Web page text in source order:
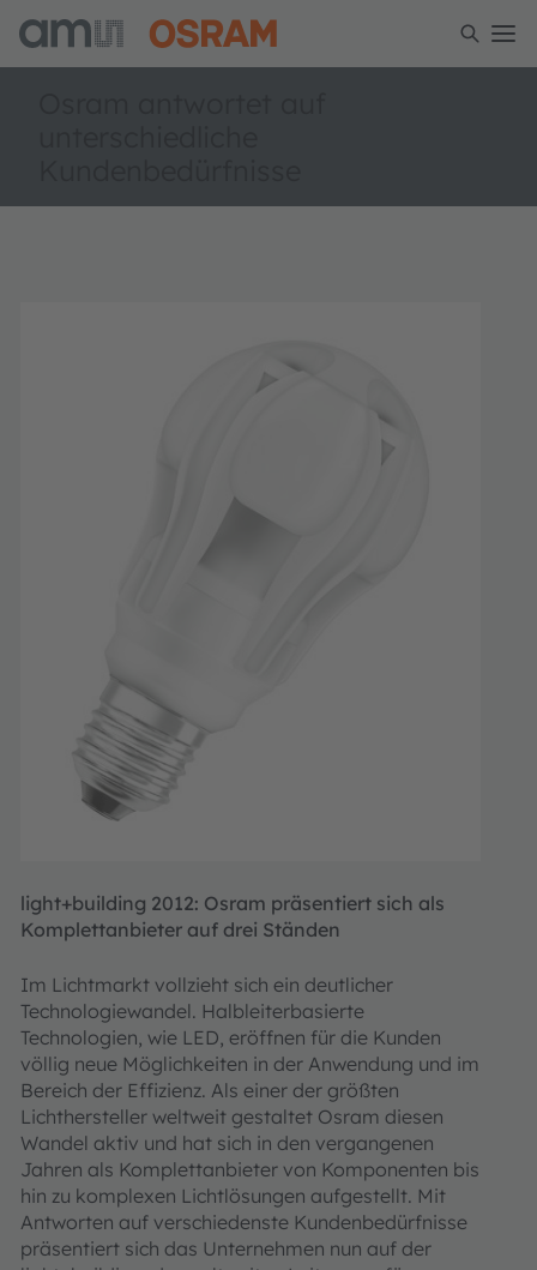
light+building 2012: Osram präsentiert sich als
Komplettanbieter auf drei Ständen
Im Lichtmarkt vollzieht sich ein deutlicher
Technologiewandel. Halbleiterbasierte
Technologien, wie LED, eröffnen für die Kunden
völlig neue Möglichkeiten in der Anwendung und im
Bereich der Effizienz. Als einer der größten
Lichthersteller weltweit gestaltet Osram diesen
Wandel aktiv und hat sich in den vergangenen
Jahren als Komplettanbieter von Komponenten bis
hin zu komplexen Lichtlösungen aufgestellt. Mit
Antworten auf verschiedenste Kundenbedürfnisse
präsentiert sich das Unternehmen nun auf der